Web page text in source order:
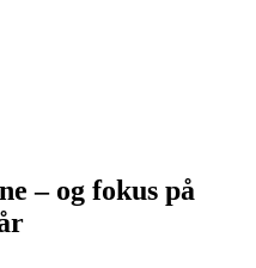
– og fokus på